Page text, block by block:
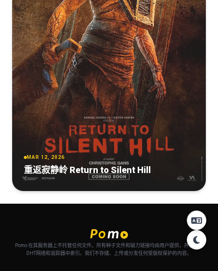
MAR 12, 2026
重返寂静岭 Return to Silent Hill
Pomo 在其服务器上不托管任何文件。所有种子文件和磁力链接均由用户提供，并自动从
DHT网络和追踪器中索引。我们不存储、上传或分发任何受版权保护的内容。